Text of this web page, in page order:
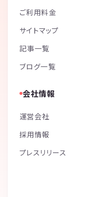
ご利用料金
サイトマップ
記事一覧
ブログ一覧
会社情報
運営会社
採用情報
プレスリリース